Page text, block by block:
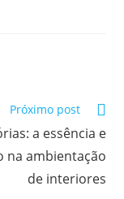
Próximo post
a essência e
ambientação
de interiores